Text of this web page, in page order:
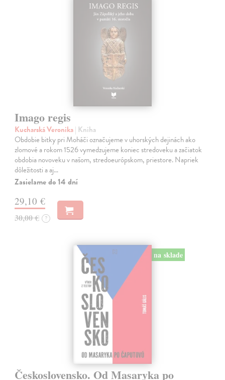
Imago regis
Kucharská Veronika| Kniha
Obdobie bitky pri Moháči označujeme v uhorských dejinách ako
zlomové a rokom 1526 vymedzujeme koniec stredoveku a začiatok
obdobia novoveku v našom, stredoeurópskom, priestore. Napriek
dôležitosti a aj…
Zasielame do 14 dní
29,10 €
30,00 € ?
na sklade
Československo. Od Masaryka po